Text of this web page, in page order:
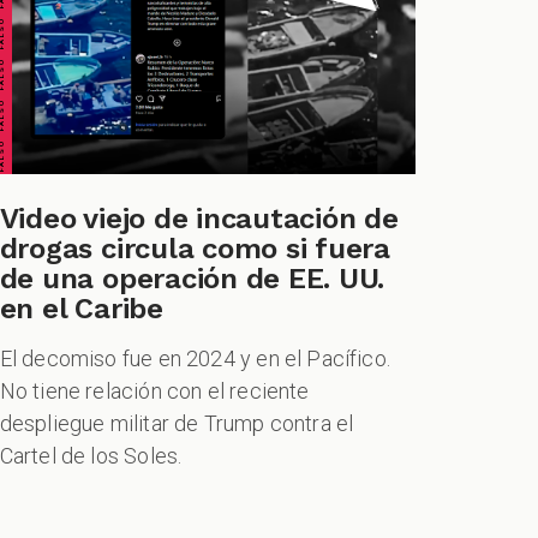
Video viejo de incautación de
drogas circula como si fuera
de una operación de EE. UU.
en el Caribe
El decomiso fue en 2024 y en el Pacífico.
No tiene relación con el reciente
despliegue militar de Trump contra el
Cartel de los Soles.